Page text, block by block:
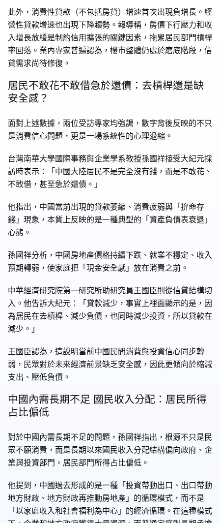
此外，消費性貸款（不包括房貸）增速首次出現負增長。經
營性貸款增速也出現下降趨勢。報導稱，房價下行壓力和收
入增長放緩是制約信用擴張的關鍵因素，拖累居民部門槓桿
率回落。業內專家普遍認為，樓市整體仍處於磨底階段，信
貸需求尚待修復。
居民不敢花不敢借急於還債：去槓桿還是缺
安全感？
面對上述數據，兩位受訪專家均強調，數字背後反映的不只
是消費信心問題，更是一場系統性的心理退縮。
台灣南華大學國際事務與企業學系教授孫國祥接受大紀元採
訪時表示：「中國大陸居民不是完全沒有錢，而是不敢花、
不敢借，甚至急於還債。」
他指出，中國當前出現的貸款萎縮、消費疲弱與「拚命存
錢」現象，本質上反映的是一種典型的「資產負債表衰退」
心態。
孫國祥分析，中國房地產價格持續下跌、就業不穩定、收入
預期轉弱，使家庭把「現金安全感」放在消費之前。
中華經濟研究院第一研究所助研究員王國臣則從信貸結構切
入。他告訴大紀元：「貸款減少，事實上裡面顯示的是，因
為居民在去槓桿、減少負債，也同時減少投資，所以貸款在
減少。」
王國臣認為，這說明當前中國民間消費與投資信心同步轉
弱，民眾對於未來經濟前景缺乏安全感，因此更傾向於縮減
支出、壓低負債。
中國內需長期不足 國民收入分配：居民所得
占比偏低
對於中國內需長期不足的問題，孫國祥指出，根源不只是民
眾不願消費，而是長期以來國民收入分配結構偏向政府、企
業與投資部門，居民部門所得占比偏低。
他提到，中國過去形成的是一種「投資帶動出口、出口帶動
地方財政、地方財政再推動房地產」的循環模式，而不是
「以家庭收入和社會福利為中心」的經濟循環。在這種模式